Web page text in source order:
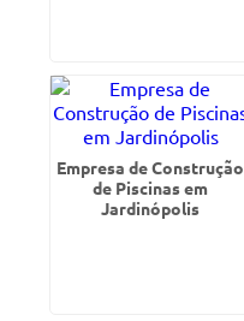
Empresa de Construção
de Piscinas em
Jardinópolis